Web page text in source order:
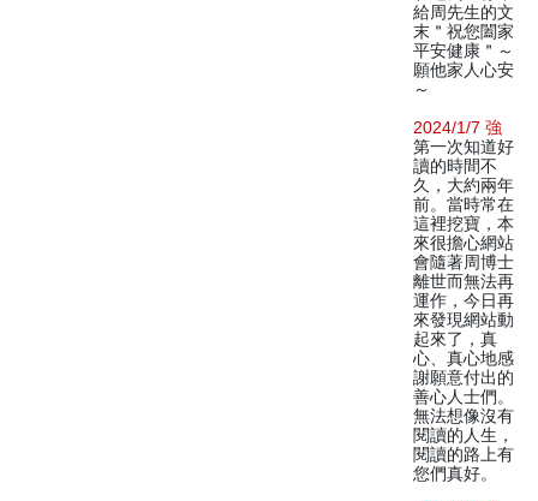
給周先生的文
末＂祝您闔家
平安健康＂～
願他家人心安
～
2024/1/7 強
第一次知道好
讀的時間不
久，大約兩年
前。當時常在
這裡挖寶，本
來很擔心網站
會隨著周博士
離世而無法再
運作，今日再
來發現網站動
起來了，真
心、真心地感
謝願意付出的
善心人士們。
無法想像沒有
閱讀的人生，
閱讀的路上有
您們真好。